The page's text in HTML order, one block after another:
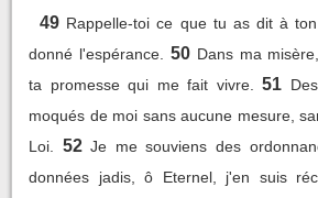
49 Rappelle-toi ce que tu as dit à
donné l'espérance.
50 Dans ma
ta promesse qui me fait vivre.
51
moqués de moi sans aucune mesure,
Loi.
52 Je me souviens des
données jadis, ô Eternel, j'en suis